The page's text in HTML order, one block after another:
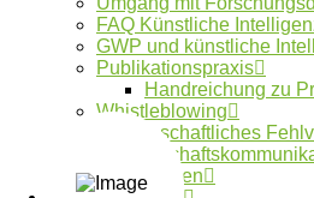
FAQ Künstliche
GWP und künstliche
Publikationspraxis
Handreichung zu
Whistleblowing
Wissenschaftliches
Krisenzeiten
wissenschaftlichen Praxis und
Vorträge über die eigene Arbeit
jederzeit möglich).